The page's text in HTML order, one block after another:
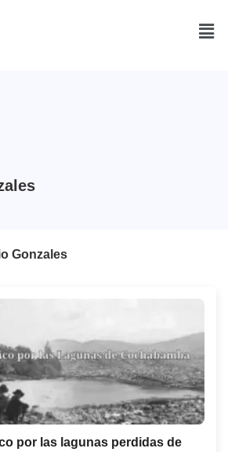
Gonzales
por las lagunas perdidas de